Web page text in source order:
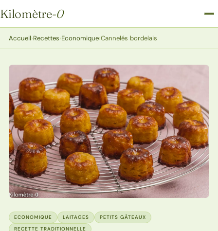
Kilomètre-0
Kilomètre-0
Accueil›Recettes›Economique›Cannelés bordelais
ECONOMIQUE LAITAGES
PETITS GÂTEAUX
RECETTE TRADITIONNELLE